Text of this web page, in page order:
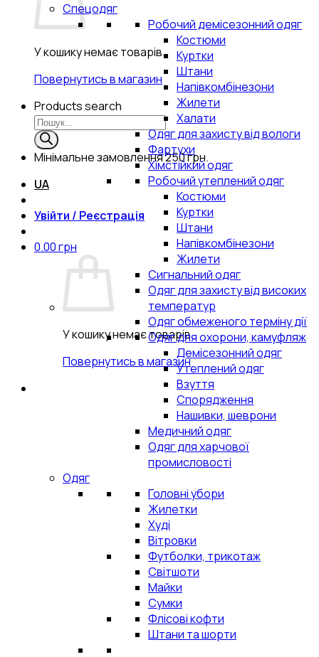
У кошику немає товарів.
Повернутись в магазин
Products search
Мінімальне замовлення250 грн.
UA
Увійти / Реєстрація
0.00грн
У кошику немає товарів.
Повернутись в магазин
Спецодяг
Робочий демісезонний одяг
Костюми
Куртки
Штани
Напівкомбінезони
Жилети
Халати
Одяг для захисту від вологи
Фартухи
Хімстійкий одяг
Робочий утеплений одяг
Костюми
Куртки
Штани
Напівкомбінезони
Жилети
Сигнальний одяг
Одяг для захисту від високих
температур
Одяг обмеженого терміну дії
Одяг для охорони, камуфляж
Демісезонний одяг
Утеплений одяг
Взуття
Спорядження
Нашивки, шеврони
Медичний одяг
Одяг для харчової
промисловості
Одяг
Головні убори
Жилетки
Худі
Вітровки
Футболки, трикотаж
Світшоти
Майки
Сумки
Флісові кофти
Штани та шорти